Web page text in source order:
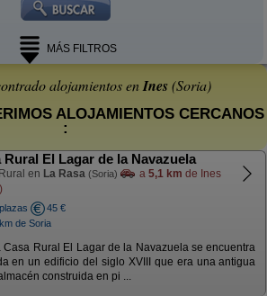
MÁS FILTROS
alojamientos enInes(Soria)
ALOJAMIENTOS CERCANOS
:
Rural El Lagar de la Navazuela
en La Rasa (Soria) a 5,1 km de Ines
45 €
de Soria
Casa Rural El Lagar de la Navazuela se encuentra
en un edificio del siglo XVIII que era una antigua
construida en pi ...